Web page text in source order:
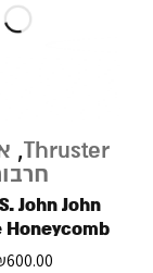
Thruster
,
John John
Honeycomb
600.00